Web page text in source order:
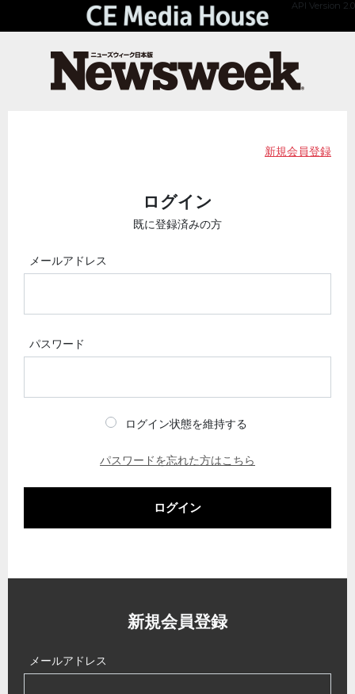
API Version 2.0
新規会員登録
ログイン
既に登録済みの方
メールアドレス
パスワード
ログイン状態を維持する
パスワードを忘れた方はこちら
ログイン
新規会員登録
メールアドレス